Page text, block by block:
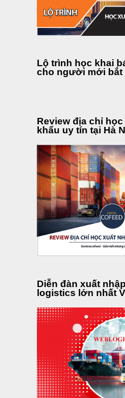
Lộ trình học khai
cho người mới bắt
Review địa chỉ
khẩu uy tín tại Hà
Diễn đàn xuất
logistics lớn nhất